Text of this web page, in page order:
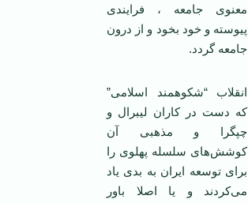
معنوی جامعه ، فرایندی
پیوسته و خود بخود و از درون
جامعه گردد.
انقلاب “شکوهمند اسلامی”
که دست در کاران لیبرال و
چپگرا و مذهبی آن
کوشش‌های سلسله پهلوی را
برای توسعه ایران به بدی یاد
می‌کردند و یا اصلا باور